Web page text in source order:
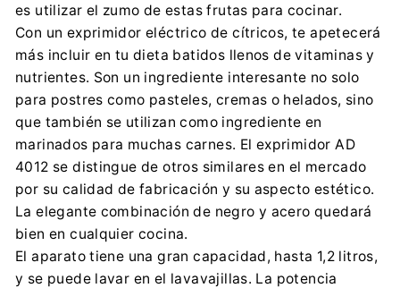
es utilizar el zumo de estas frutas para cocinar.
Con un exprimidor eléctrico de cítricos, te apetecerá
más incluir en tu dieta batidos llenos de vitaminas y
nutrientes. Son un ingrediente interesante no solo
para postres como pasteles, cremas o helados, sino
que también se utilizan como ingrediente en
marinados para muchas carnes. El exprimidor AD
4012 se distingue de otros similares en el mercado
por su calidad de fabricación y su aspecto estético.
La elegante combinación de negro y acero quedará
bien en cualquier cocina.
El aparato tiene una gran capacidad, hasta 1,2 litros,
y se puede lavar en el lavavajillas. La potencia